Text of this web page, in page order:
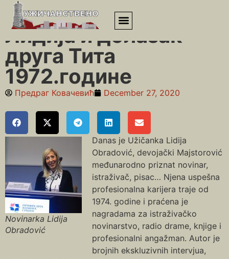
Почетна»Лидија и долазак друга Тита 1972.године
Лидија и долазак
друга Тита
1972.године
Предраг Ковачевић December 27, 2020
Novinarka Lidija
Obradović
Danas je Užičanka Lidija
Obradović, devojački Majstorović
međunarodno priznat novinar,
istraživač, pisac… Njena uspešna
profesionalna karijera traje od
1974. godine i praćena je
nagradama za istraživačko
novinarstvo, radio drame, knjige i
profesionalni angažman. Autor je
brojnih ekskluzivnih intervjua,